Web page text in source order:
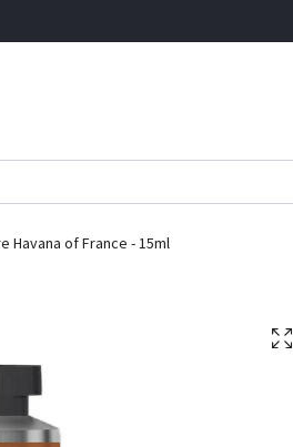
Havana of France - 15ml